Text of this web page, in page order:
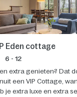
Eden cottage
6 - 12
extra genieten? Dat
een VIP Cottage,
je extra luxe en extra